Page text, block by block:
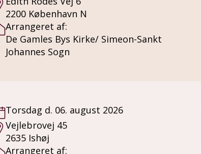
2200 København N
Arrangeret af:
De Gamles Bys Kirke/ Simeon-Sankt
Johannes Sogn
Torsdag d. 06. august 2026
Vejlebrovej 45
2635 Ishøj
Arrangeret af: